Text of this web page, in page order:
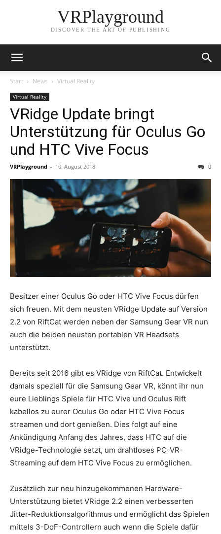
VRPlayground
DISCOVER THE ART OF PUBLISHING
Start News Virtual Reality
Virtual Reality
VRidge Update bringt
Unterstützung für Oculus Go
und HTC Vive Focus
VRPlayground - 10. August 2018 0
Besitzer einer Oculus Go oder HTC Vive Focus dürfen
sich freuen. Mit dem neusten VRidge Update auf Version
2.2 von RiftCat werden neben der Samsung Gear VR nun
auch die beiden neusten portablen VR Headsets
unterstützt.
Bereits seit 2016 gibt es VRidge von RiftCat. Entwickelt
damals speziell für die Samsung Gear VR, könnt ihr nun
eure Lieblings Spiele für HTC Vive und Oculus Rift
kabellos zu eurer Oculus Go oder HTC Vive Focus
streamen und dort genießen. Dies folgt auf eine
Ankündigung Anfang des Jahres, dass HTC auf die
VRidge-Technologie setzt, um drahtloses PC-VR-
Streaming auf dem HTC Vive Focus zu ermöglichen.
Zusätzlich zur neu hinzugekommenen Hardware-
Unterstützung bietet VRidge 2.2 einen verbesserten
Jitter-Reduktionsalgorithmus und ermöglicht das Spielen
mittels 3-DoF-Controllern auch wenn die Spiele dafür